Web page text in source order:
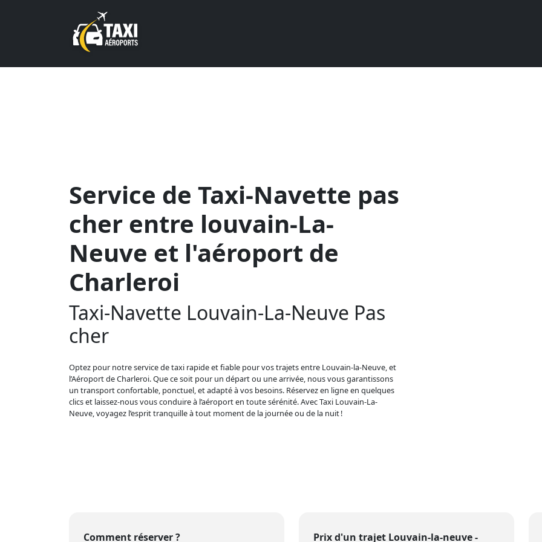
Service de Taxi-Navette pas
cher entre louvain-La-
Neuve et l'aéroport de
Charleroi
Taxi-Navette Louvain-La-Neuve Pas
cher
Optez pour notre service de taxi rapide et fiable pour vos trajets entre Louvain-la-Neuve, et
l’Aéroport de Charleroi. Que ce soit pour un départ ou une arrivée, nous vous garantissons
un transport confortable, ponctuel, et adapté à vos besoins. Réservez en ligne en quelques
clics et laissez-nous vous conduire à l’aéroport en toute sérénité. Avec Taxi Louvain-La-
Neuve, voyagez l’esprit tranquille à tout moment de la journée ou de la nuit !
Comment réserver ?
Prix d'un trajet Louvain-la-neuve -